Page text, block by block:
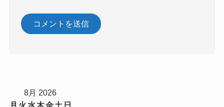
8月 2026
月 火 水木金土 日